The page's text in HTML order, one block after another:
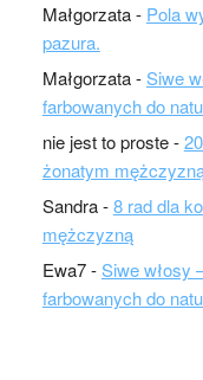
Małgorzata- Pola
pazura.
Małgorzata-Siwe
farbowanych do
nie jest to proste-
żonatym
Sandra-8 rad dla
mężczyzną
Ewa7-Siwe włosy
farbowanych do